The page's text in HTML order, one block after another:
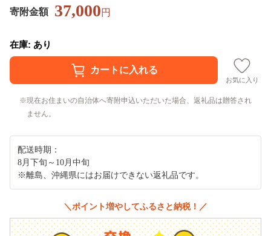
寄附金額 37,000円
在庫: あり
お気に入り
現在お住まいの自治体へ寄附申込いただいた場合、返礼品は贈答され
ません。
配送時期：
8月下旬～10月中旬
※離島、沖縄県にはお届けできない返礼品です。
＼ポイント増やしてふるさと納税！／